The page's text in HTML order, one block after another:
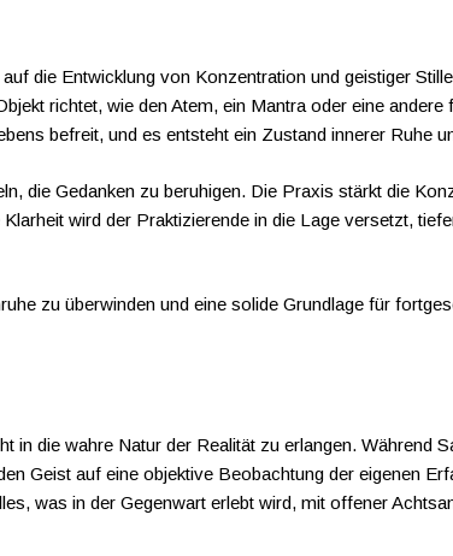
die Entwicklung von Konzentration und geistiger
richtet, wie den Atem, ein Mantra oder eine andere
befreit, und es entsteht ein Zustand innerer Ruhe
die Gedanken zu beruhigen. Die Praxis stärkt die
wird der Praktizierende in die Lage versetzt,
zu überwinden und eine solide Grundlage für
in die wahre Natur der Realität zu erlangen. Während
Geist auf eine objektive Beobachtung der eigenen
was in der Gegenwart erlebt wird, mit offener